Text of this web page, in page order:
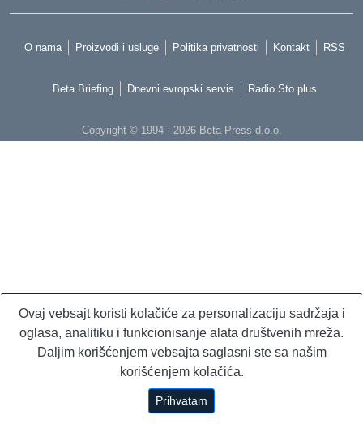
O nama Proizvodi i usluge Politika privatnosti Kontakt RSS
Beta Briefing Dnevni evropski servis Radio Sto plus
Copyright © 1994 - 2026 Beta Press d.o.o.
Ovaj vebsajt koristi kolačiće za personalizaciju sadržaja i
oglasa, analitiku i funkcionisanje alata društvenih mreža.
Daljim korišćenjem vebsajta saglasni ste sa našim
korišćenjem kolačića.
Prihvatam